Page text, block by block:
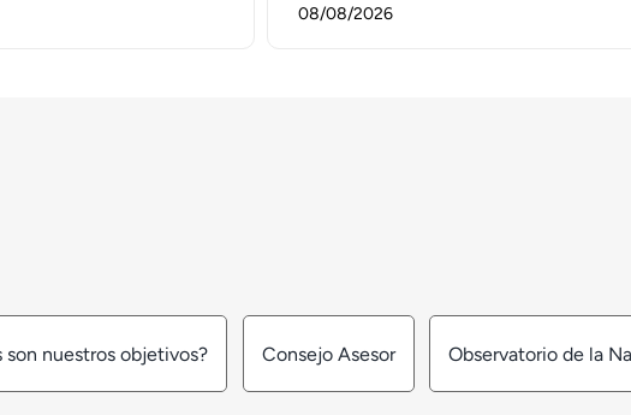
08/08/2026
son nuestros objetivos? Consejo Asesor Observatorio de la